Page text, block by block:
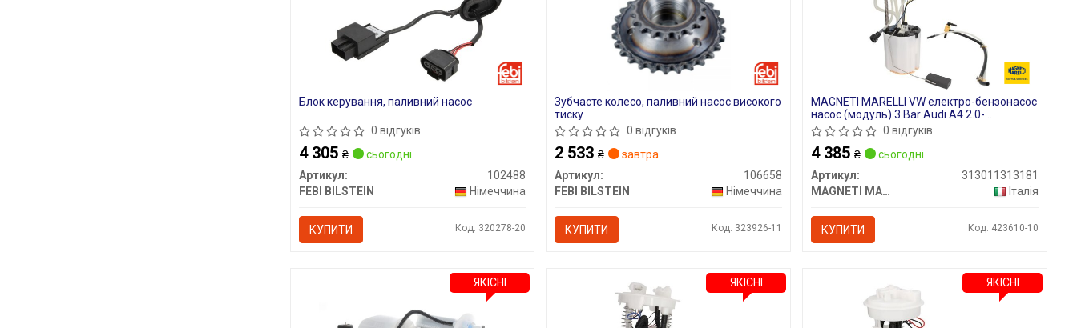
Блок керування, паливний насос
0 відгуків
4 305 ₴
сьогодні
Артикул:
102488
FEBI BILSTEIN
Німеччина
КУПИТИ Код: 320278-20
Зубчасте колесо, паливний насос високого
тиску
0 відгуків
2 533₴
завтра
Артикул:
106658
FEBI BILSTEIN
Німеччина
КУПИТИ Код: 323926-11
MAGNETI MARELLI VW електро-бензонасос
насос (модуль) 3 Bar Audi A4 2.0-
3.2TFSI/TSI 04-0 відгуків
4 385₴
сьогодні
Артикул:
313011313181
MAGNETI MARELLI
Італія
КУПИТИ Код: 423610-10
ЯКІСНІ ЯКІСНІ ЯКІСНІ